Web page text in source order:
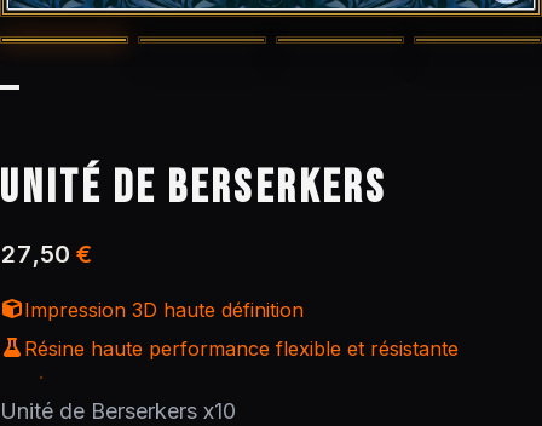
UNITÉ DE BERSERKERS
27,50 €
Impression 3D haute définition
Résine haute performance flexible et résistante
Unité de Berserkers x10